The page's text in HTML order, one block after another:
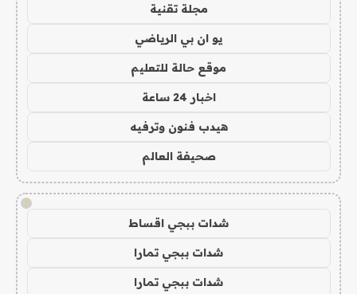
مجلة تقنية
يو ان بي الرياضي
موقع حالة للتعليم
اخبار 24 ساعة
هيدب فنون وترفيه
صحيفة العالم
!
شدات ببجي اقساط
شدات ببجي تمارا
شدات ببجي تمارا